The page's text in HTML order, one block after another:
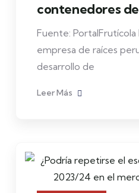
contenedores
Fuente: PortalFrutícola
empresa de raíces
desarrollo de
Leer Más